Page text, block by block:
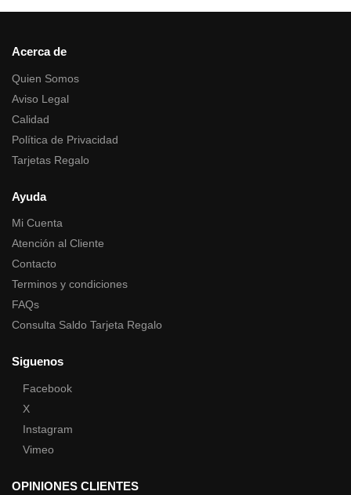
Acerca de
Quien Somos
Aviso Legal
Calidad
Política de Privacidad
Tarjetas Regalo
Ayuda
Mi Cuenta
Atención al Cliente
Contacto
Terminos y condiciones
FAQs
Consulta Saldo Tarjeta Regalo
Siguenos
Facebook
X
Instagram
Vimeo
OPINIONES CLIENTES